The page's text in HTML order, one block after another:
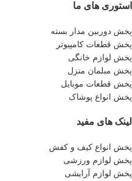
استوری های ما
پخش دوربین مدار بسته
پخش قطعات کامپیوتر
پخش لوازم خانگی
پخش مبلمان منزل
پخش قطعات موبایل
پخش انواع پوشاک
لینک های مفید
پخش انواع کیف و کفش
پخش لوازم ورزشی
پخش لوازم آرایشی